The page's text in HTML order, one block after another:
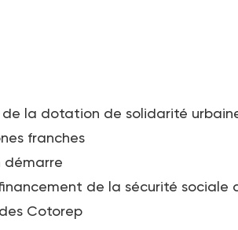
la dotation de solidarité
franches
démarre
de la sécurité sociale
Cotorep